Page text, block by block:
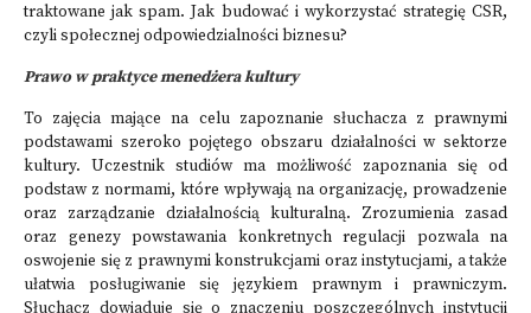
traktowane jak spam. Jak budować i wykorzystać strategię CSR,
czyli społecznej odpowiedzialności biznesu?
Prawo w praktyce menedżera kultury
To zajęcia mające na celu zapoznanie słuchacza z prawnymi
podstawami szeroko pojętego obszaru działalności w sektorze
kultury. Uczestnik studiów ma możliwość zapoznania się od
podstaw z normami, które wpływają na organizację, prowadzenie
oraz zarządzanie działalnością kulturalną. Zrozumienia zasad
oraz genezy powstawania konkretnych regulacji pozwala na
oswojenie się z prawnymi konstrukcjami oraz instytucjami, a także
ułatwia posługiwanie się językiem prawnym i prawniczym.
Słuchacz dowiaduje się o znaczeniu poszczególnych instytucji